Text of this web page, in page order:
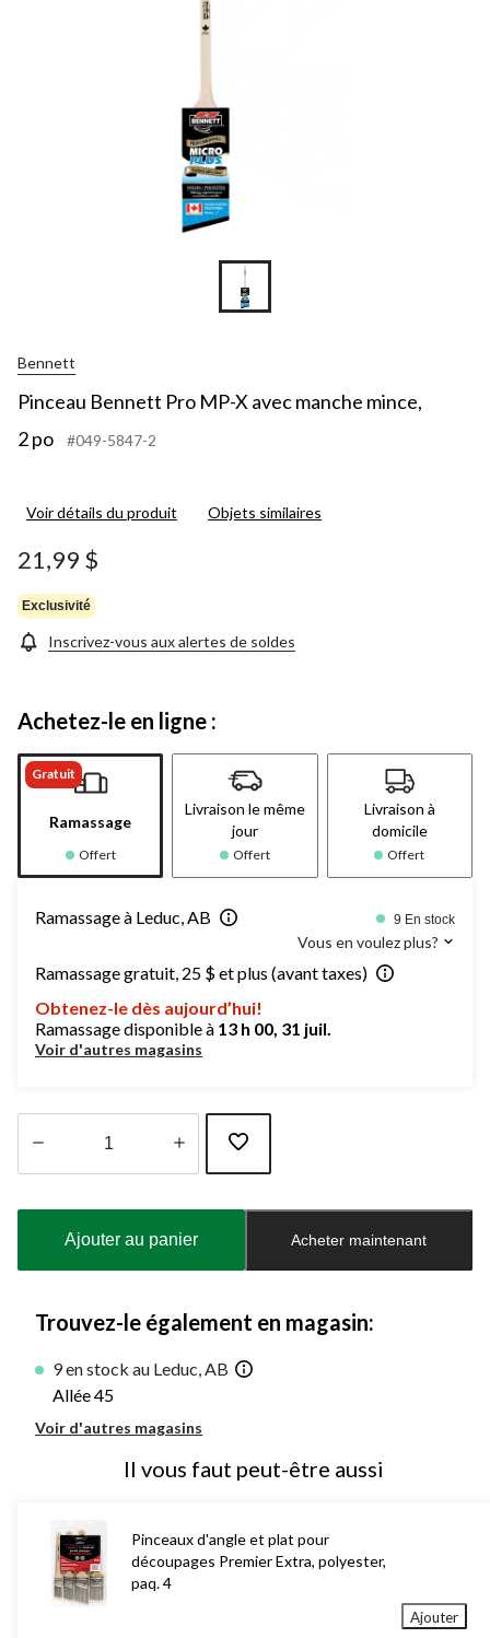
Bennett
Pinceau Bennett Pro MP-X avec manche mince,
2 po
#049-5847-2
Voir détails du produit Objets similaires
21,99 $
Exclusivité
Inscrivez-vous aux alertes de soldes
Achetez-le en ligne :
Gratuit
Ramassage
Offert
Livraison le même
jour
Offert
Livraison à
domicile
Offert
Ramassage à Leduc, AB 9 En stock
Vous en voulez plus?
Ramassage gratuit, 25 $ et plus (avant taxes)
Obtenez-le dès aujourd’hui!
Ramassage disponible à 13 h 00, 31 juil.
Voir d'autres magasins
à
Ajouter au panier Acheter maintenant
Trouvez-le également en magasin:
9 en stock au Leduc, AB
Allée 45
Voir d'autres magasins
Il vous faut peut-être aussi
Pinceaux d'angle et plat pour
découpages Premier Extra, polyester,
paq. 4
Ajouter